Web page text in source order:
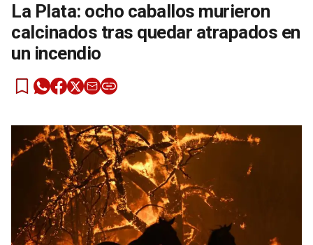
La Plata: ocho caballos murieron
calcinados tras quedar atrapados en
un incendio